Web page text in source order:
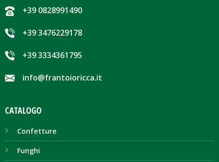
+39 0828991490
+39 3476229178
+39 3334361795
info@frantoioricca.it
CATALOGO
Confetture
Funghi